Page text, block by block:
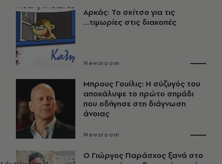
Αρκάς: Το σκίτσο για τις
...τιμωρίες στις διακοπές
Newsroom
Μπρους Γουίλις: Η σύζυγός του
αποκάλυψε το πρώτο σημάδι
που οδήγησε στη διάγνωση
άνοιας
Newsroom
O Γιώργος Παράσχος ξανά στο